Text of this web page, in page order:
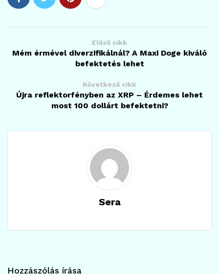
Előző cikk
Mém érmével diverzifikálnál? A Maxi Doge kiváló
befektetés lehet
Következő cikk
Újra reflektorfényben az XRP – Érdemes lehet
most 100 dollárt befektetni?
Sera
Hozzászólás írása